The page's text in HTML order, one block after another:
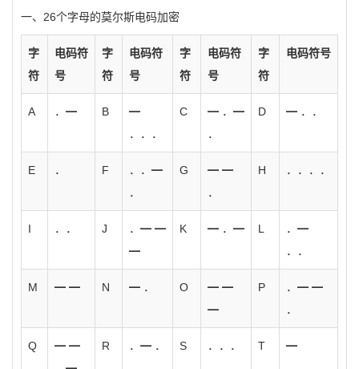
一、26个字母的莫尔斯电码加密
字
符
电码符
号
字
符
电码符
号
字
符
电码符
号
字
符
电码符号
A ．━ B
━
．．．
C
━ ．━
．
D ━ ．．
E ． F
．．━
．
G
━ ━
．
H ．．．．
I ．． J
．━ ━
━
K ━ ．━ L
．━
．．
M ━ ━ N ━ ． O
━ ━
━
P
．━ ━
．
Q
━ ━
R ．━ ． S ．．． T ━